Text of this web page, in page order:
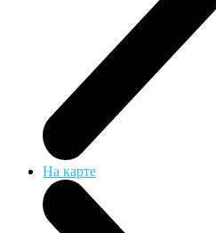
На карте